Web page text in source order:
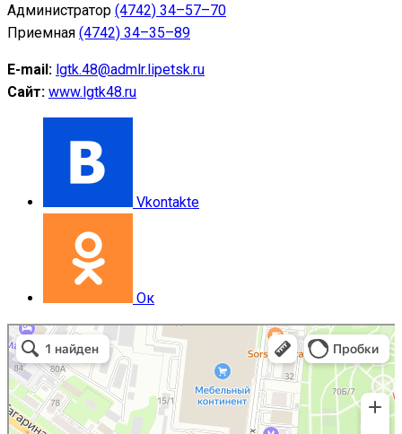
Администратор (4742) 34–57–70
Приемная (4742) 34–35–89
E-mail: lgtk.48@admlr.lipetsk.ru
Сайт: www.lgtk48.ru
Vkontakte
Ок